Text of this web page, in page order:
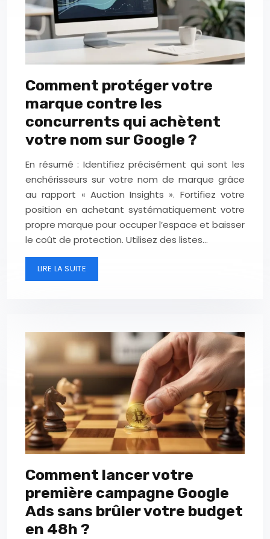
Comment protéger votre
marque contre les
concurrents qui achètent
votre nom sur Google ?
En résumé : Identifiez précisément qui sont les
enchérisseurs sur votre nom de marque grâce
au rapport « Auction Insights ». Fortifiez votre
position en achetant systématiquement votre
propre marque pour occuper l’espace et baisser
le coût de protection. Utilisez des listes…
LIRE LA SUITE
Comment lancer votre
première campagne Google
Ads sans brûler votre budget
en 48h ?